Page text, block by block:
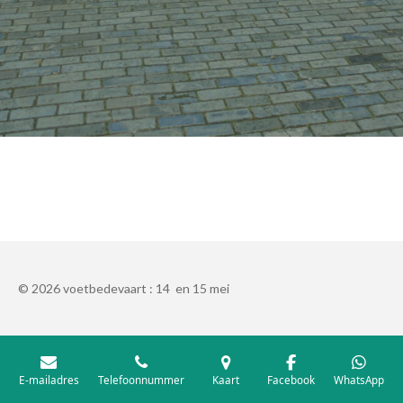
© 2026 voetbedevaart : 14 en 15 mei
E-mailadres Telefoonnummer Kaart Facebook WhatsApp